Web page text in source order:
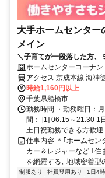
大手ホームセンター
メイン
＼子育てが一段落した方、
時給UPで効率よく稼げま
り！
ホームセンターコーナ
アクセス 京成本線 海神
15分、京成本線 京成船
時給1,160円以上
千葉県船橋市
勤務時間 ・勤務曜日：
間： [1] 06:15～21:30 1
土日祝勤務できる方歓
仕事内容 ＊｢ホームセン
カー＆レジャーなど ｢住
を網羅する､ 地域密着型
制服あり 社員登用あり 1日4